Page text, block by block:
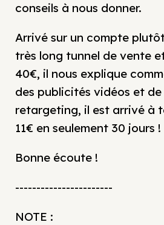
conseils à nous donner.
Arrivé sur un compte
très long tunnel de vente
40€, il nous explique
des publicités vidéos et
retargeting, il est arrivé à
11€ en seulement 30 jours !
Bonne écoute !
-----------------------
NOTE :